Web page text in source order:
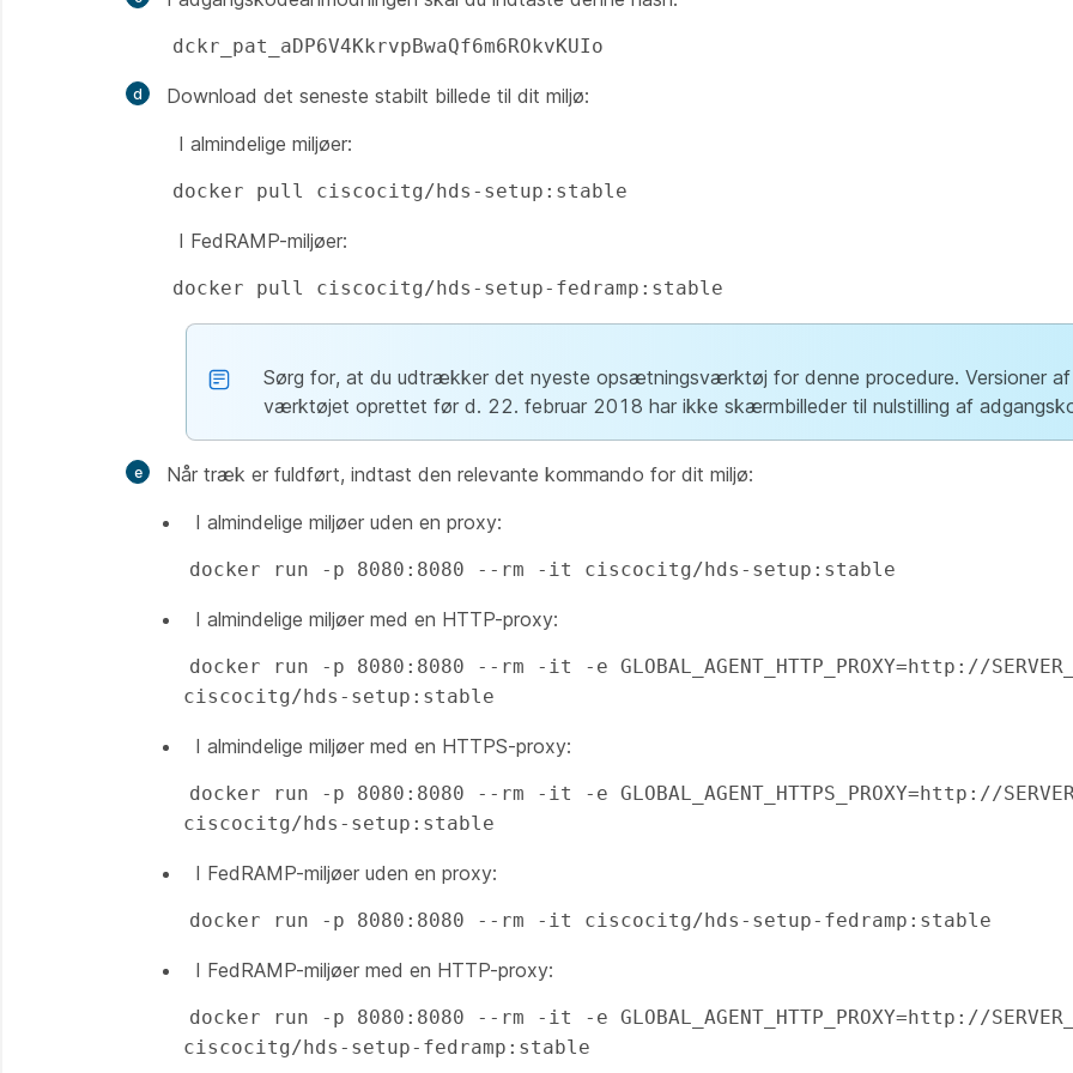
dckr_pat_aDP6V4KkrvpBwaQf6m6ROkvKUIo
Download det seneste stabilt billede til dit miljø:
I almindelige miljøer:
docker pull ciscocitg/hds-setup:stable
I FedRAMP-miljøer:
docker pull ciscocitg/hds-setup-fedramp:stable
Sørg for, at du udtrækker det nyeste opsætningsværktøj for denne procedure. Versioner af
værktøjet oprettet før d. 22. februar 2018 har ikke skærmbilleder til nulstilling af
Når træk er fuldført, indtast den relevante kommando for dit miljø:
I almindelige miljøer uden en proxy:
docker run -p 8080:8080 --rm -it ciscocitg/hds-setup:stable
I almindelige miljøer med en HTTP-proxy:
docker run -p 8080:8080 --rm -it -e GLOBAL_AGENT_HTTP_PROXY=http://
ciscocitg/hds-setup:stable
I almindelige miljøer med en HTTPS-proxy:
docker run -p 8080:8080 --rm -it -e GLOBAL_AGENT_HTTPS_PROXY=http://
ciscocitg/hds-setup:stable
I FedRAMP-miljøer uden en proxy:
docker run -p 8080:8080 --rm -it ciscocitg/hds-setup-fedramp:stable
I FedRAMP-miljøer med en HTTP-proxy:
docker run -p 8080:8080 --rm -it -e GLOBAL_AGENT_HTTP_PROXY=http://
ciscocitg/hds-setup-fedramp:stable